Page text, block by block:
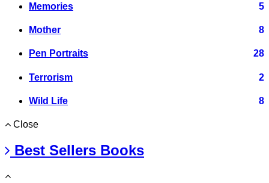
Memories 5
Mother 8
Pen Portraits 28
Terrorism 2
Wild Life 8
Close
Best Sellers Books